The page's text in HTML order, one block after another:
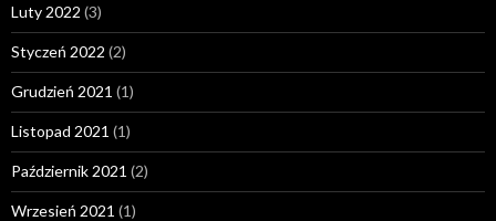
Luty 2022 (3)
Styczeń 2022 (2)
Grudzień 2021 (1)
Listopad 2021 (1)
Październik 2021 (2)
Wrzesień 2021 (1)